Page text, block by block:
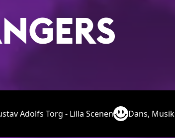
Adolfs Torg - Lilla Scenen Dans, Musik